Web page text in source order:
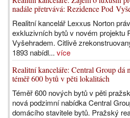
nadále přetrvává: Rezidence Pod
Realitní kancelář Lexxus Norton
exkluzivních bytů v novém projektu
Vyšehradem. Citlivě
1893 nabídl... více
Realitní kanceláře: Central Group dá
téměř 600 bytů v pěti lokalitách
Téměř 600 nových bytů v pěti
nová podzimní nabídka Central
domácího stavitele bytů. Pražský